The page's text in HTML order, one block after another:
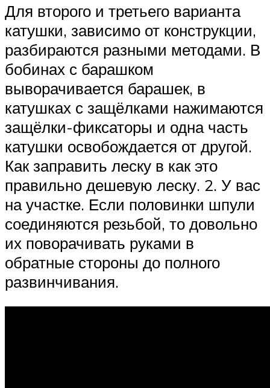
Для второго и третьего варианта
катушки, зависимо от конструкции,
разбираются разными методами. В
бобинах с барашком
выворачивается барашек, в
катушках с защёлками нажимаются
защёлки-фиксаторы и одна часть
катушки освобождается от другой.
Как заправить леску в как это
правильно дешевую леску. 2. У вас
на участке. Если половинки шпули
соединяются резьбой, то довольно
их поворачивать руками в
обратные стороны до полного
развинчивания.